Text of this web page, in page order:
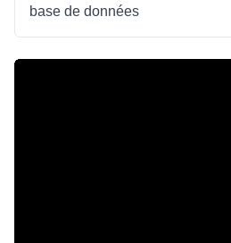
base de données